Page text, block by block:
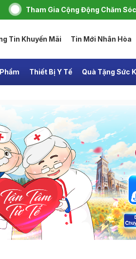
Tham Gia Cộng Động Chăm
Tin Khuyến Mãi Tin Mới Nhân Hòa
Thiết Bị Y Tế Quà Tặng Sức